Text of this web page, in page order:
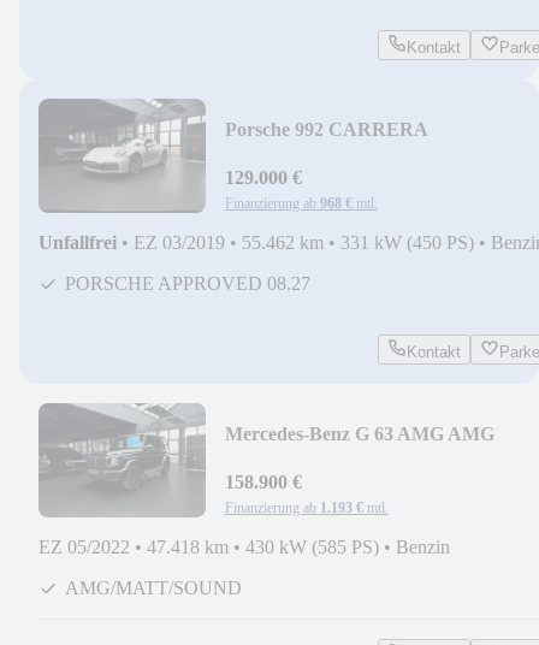
Kontakt
Porsche 992 CARRERA
CHRONO/MATRIX/4WS
129.000 €
Finanzierung ab 968 € mtl.
Unfallfrei • EZ 03/2019 • 55.462 km • 331 kW (450 PS) •
PORSCHE APPROVED 08.27
Kontakt
Mercedes-Benz G 63 AMG AMG
CAM/STHZ
158.900 €
Finanzierung ab 1.193 € mtl.
EZ 05/2022 • 47.418 km • 430 kW (585 PS) • Benzin
AMG/MATT/SOUND